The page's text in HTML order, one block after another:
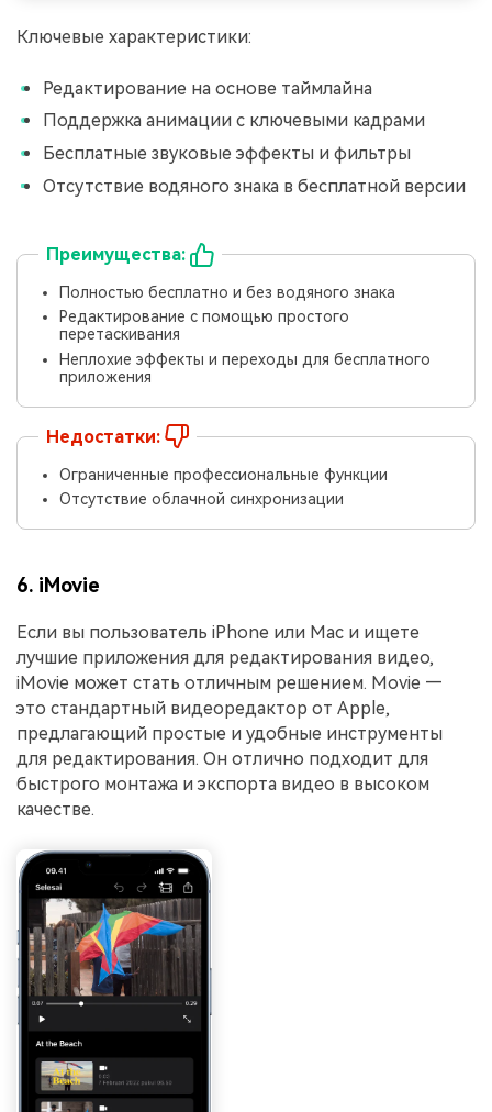
󠀰󠀰󠀰󠀰Ключевые характеристики:
Редактирование на основе таймлайна
Поддержка анимации с ключевыми кадрами
Бесплатные звуковые эффекты и фильтры
Отсутствие водяного знака в бесплатной версии
Преимущества:
Полностью бесплатно и без водяного знака
Редактирование с помощью простого
перетаскивания
Неплохие эффекты и переходы для бесплатного
приложения
Недостатки:
Ограниченные профессиональные функции
Отсутствие облачной синхронизации
6. iMovie
Если вы пользователь iPhone или Mac и ищете
лучшие приложения для редактирования видео,
iMovie может стать отличным решением. Movie —
это стандартный видеоредактор от Apple,
предлагающий простые и удобные инструменты
для редактирования. Он отлично подходит для
быстрого монтажа и экспорта видео в высоком
качестве.